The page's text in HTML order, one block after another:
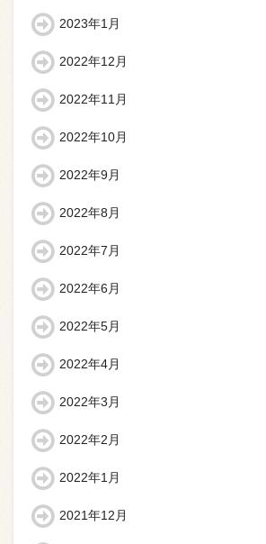
2023年1月
2022年12月
2022年11月
2022年10月
2022年9月
2022年8月
2022年7月
2022年6月
2022年5月
2022年4月
2022年3月
2022年2月
2022年1月
2021年12月